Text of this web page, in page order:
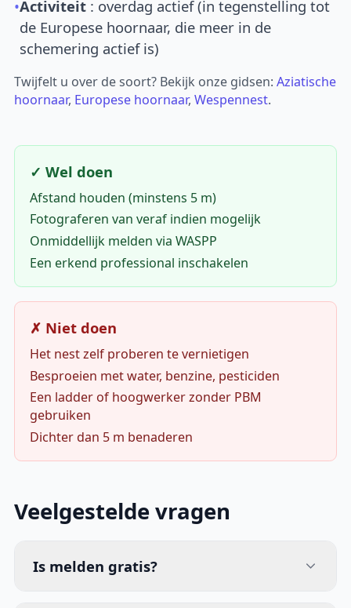
•Activiteit : overdag actief (in tegenstelling tot
de Europese hoornaar, die meer in de
schemering actief is)
Twijfelt u over de soort? Bekijk onze gidsen:Aziatische
hoornaar, Europese hoornaar,Wespennest.
✓ Wel doen
Afstand houden (minstens 5 m)
Fotograferen van veraf indien mogelijk
Onmiddellijk melden via WASPP
Een erkend professional inschakelen
✗ Niet doen
Het nest zelf proberen te vernietigen
Besproeien met water, benzine, pesticiden
Een ladder of hoogwerker zonder PBM
gebruiken
Dichter dan 5 m benaderen
Veelgestelde vragen
Is melden gratis?